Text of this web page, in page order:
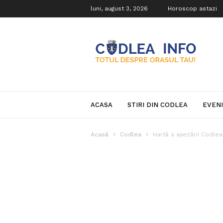
luni, august 3, 2026 Horoscop astazi
Info
ACASA STIRI DIN CODLEA
Acasă Codlea Hartă a așezării